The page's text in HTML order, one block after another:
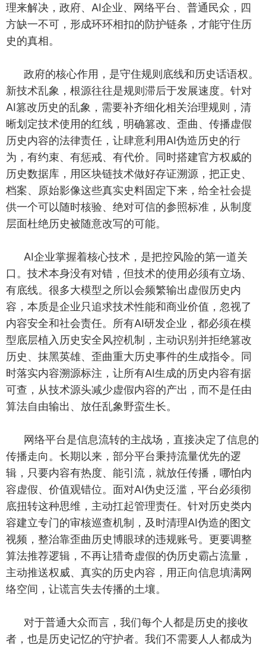
理来解决，政府、AI企业、网络平台、普通民众，四
方缺一不可，形成环环相扣的防护链条，才能守住历
史的真相。
政府的核心作用，是守住规则底线和历史话语权。
新技术乱象，根源往往是规则滞后于发展速度。针对
AI篡改历史的乱象，需要补齐细化相关治理规则，清
晰划定技术使用的红线，明确篡改、歪曲、传播虚假
历史内容的法律责任，让肆意利用AI伪造历史的行
为，有约束、有惩戒、有代价。同时搭建官方权威的
历史数据库，用区块链技术做好存证溯源，把正史、
档案、原始影像这些真实史料固定下来，给全社会提
供一个可以随时核验、绝对可信的参照标准，从制度
层面杜绝历史被随意改写的可能。
AI企业掌握着核心技术，是把控风险的第一道关
口。技术本身没有对错，但技术的使用必须有立场、
有底线。很多大模型之所以会频繁输出虚假历史内
容，本质是企业只追求技术性能和商业价值，忽视了
内容安全和社会责任。所有AI研发企业，都必须在模
型底层植入历史安全风控机制，主动识别并拒绝篡改
历史、抹黑英雄、歪曲重大历史事件的生成指令。同
时落实内容溯源标注，让所有AI生成的历史内容有据
可查，从技术源头减少虚假内容的产出，而不是任由
算法自由输出、放任乱象野蛮生长。
网络平台是信息流转的主战场，直接决定了信息的
传播走向。长期以来，部分平台秉持流量优先的逻
辑，只要内容有热度、能引流，就放任传播，哪怕内
容虚假、价值观错位。面对AI伪史泛滥，平台必须彻
底扭转这种思维，主动扛起管理责任。针对历史类内
容建立专门的审核巡查机制，及时清理AI伪造的图文
视频，整治靠歪曲历史博眼球的违规账号。更要调整
算法推荐逻辑，不再让猎奇虚假的伪历史霸占流量，
主动推送权威、真实的历史内容，用正向信息填满网
络空间，让谎言失去传播的土壤。
对于普通大众而言，我们每个人都是历史的接收
者，也是历史记忆的守护者。我们不需要人人都成为